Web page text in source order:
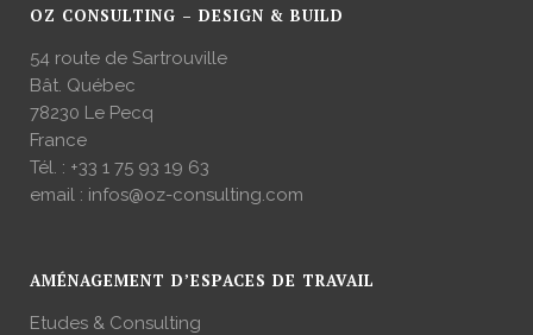
OZ CONSULTING – DESIGN & BUILD
54 route de Sartrouville
Bât. Québec
78230 Le Pecq
France
Tél. : +33 1 75 93 19 63
email : infos@oz-consulting.com
AMÉNAGEMENT D’ESPACES DE TRAVAIL
Etudes & Consulting